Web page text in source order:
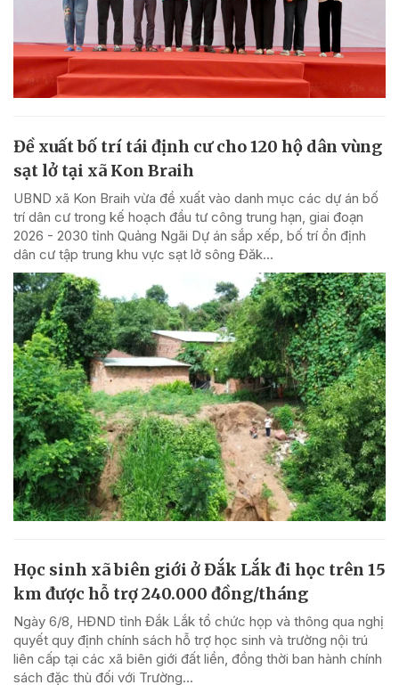
Đề xuất bố trí tái định cư cho 120 hộ dân vùng
sạt lở tại xã Kon Braih
UBND xã Kon Braih vừa đề xuất vào danh mục các dự án bố
trí dân cư trong kế hoạch đầu tư công trung hạn, giai đoạn
2026 - 2030 tỉnh Quảng Ngãi Dự án sắp xếp, bố trí ổn định
dân cư tập trung khu vực sạt lở sông Đăk...
Học sinh xã biên giới ở Đắk Lắk đi học trên 15
km được hỗ trợ 240.000 đồng/tháng
Ngày 6/8, HĐND tỉnh Đắk Lắk tổ chức họp và thông qua nghị
quyết quy định chính sách hỗ trợ học sinh và trường nội trú
liên cấp tại các xã biên giới đất liền, đồng thời ban hành chính
sách đặc thù đối với Trường...